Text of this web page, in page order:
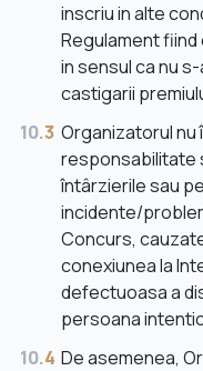
inscriu in alte
Regulament
in sensul ca nu
castigarii
10.3 Organizatorul nu
responsabilitate
întârzierile sau
incidente/
Concurs,
conexiunea la
defectuoasa a
persoana
10.4 De asemenea,